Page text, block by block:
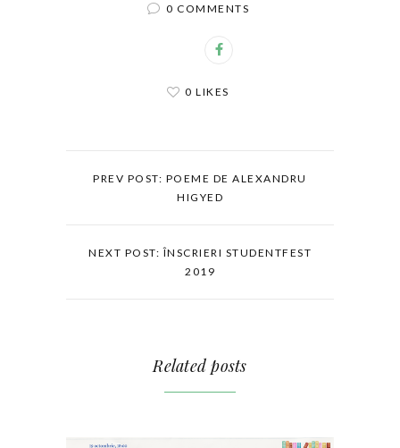
0 COMMENTS
0 LIKES
PREV POST: POEME DE ALEXANDRU
HIGYED
NEXT POST: ÎNSCRIERI STUDENTFEST
2019
Related posts